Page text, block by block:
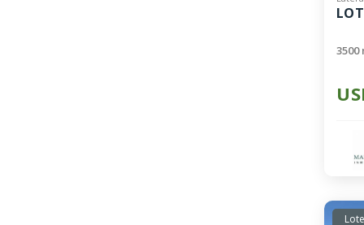
3500